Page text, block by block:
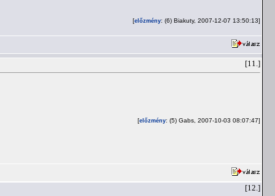
[előzmény: (6) Biakuty, 2007-12-07 13:50:13]
[11.]
[előzmény: (5) Gabs, 2007-10-03 08:07:47]
[12.]